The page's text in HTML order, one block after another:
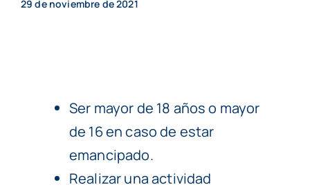
29 de noviembre de 2021
Ser mayor de 18 años o mayor
de 16 en caso de estar
emancipado.
Realizar una actividad